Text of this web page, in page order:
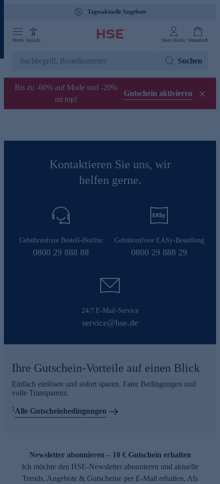
Tagesaktuelle Angebote
Menü Ansicht Mein Konto Warenkorb
Suchen
Bis zu -60% auf Mode und -20%
on top!
Gutschein aktivieren
Kontaktieren Sie uns, wir
helfen gerne.
Gebührenfreie Bestell-Hotline
0800 29 888 88
Gebührenfreie EASy-Bestellung
0800 29 888 29
24/7 E-Mail-Service
service@hse.de
Ihre Gutschein-Vorteile auf einen Blick
Einfach einlösen und sofort sparen. Faire Bedingungen und
volle Transparenz.
1Alle Gutscheinbedingungen
Newsletter abonnieren – 10 € Gutschein erhalten
Ich möchte den HSE-Newsletter abonnieren und aktuelle
Trends, Angebote & Gutscheine per E-Mail erhalten. Als